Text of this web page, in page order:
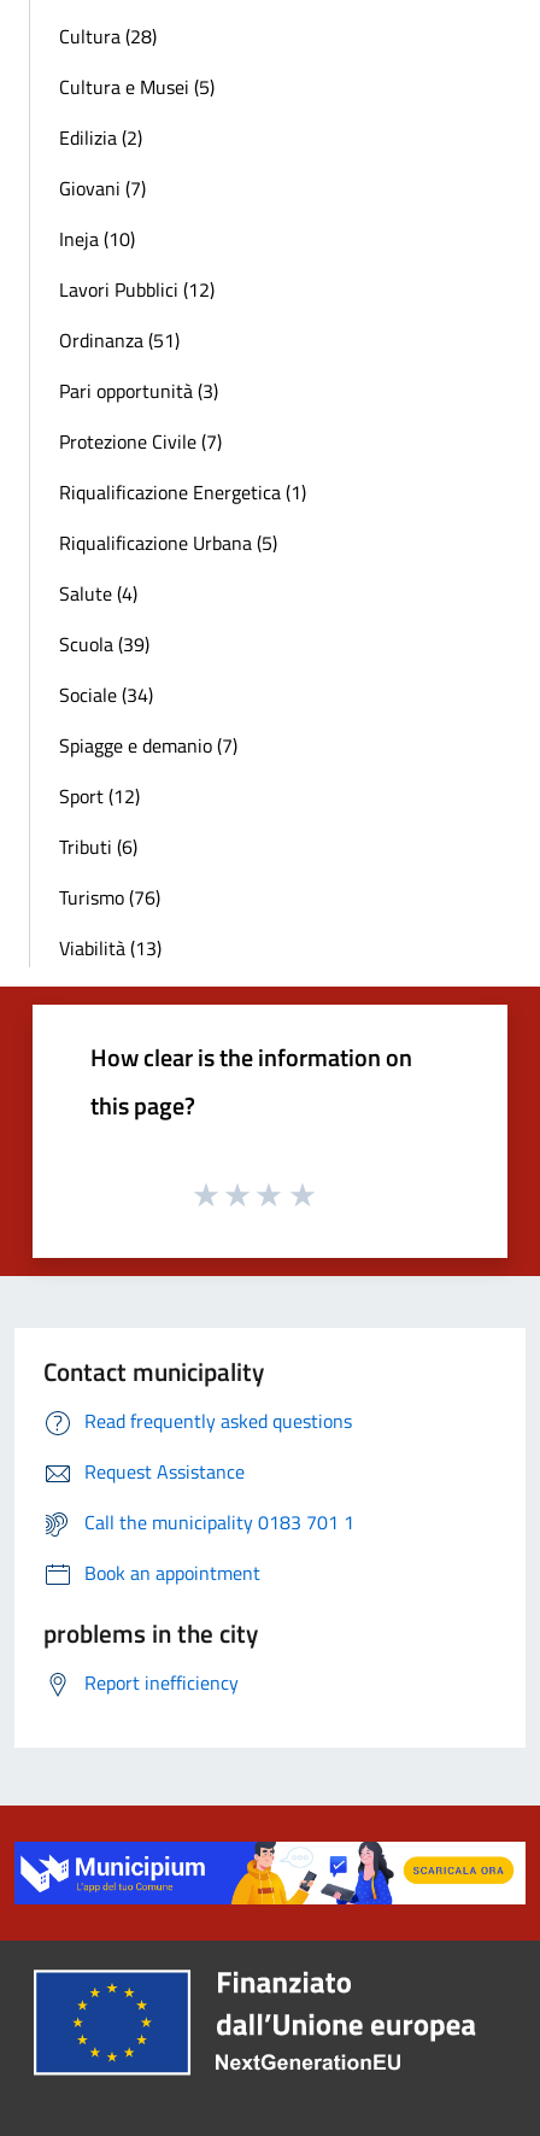
Cultura (28)
Cultura e Musei (5)
Edilizia (2)
Giovani (7)
Ineja (10)
Lavori Pubblici (12)
Ordinanza (51)
Pari opportunità (3)
Protezione Civile (7)
Riqualificazione Energetica (1)
Riqualificazione Urbana (5)
Salute (4)
Scuola (39)
Sociale (34)
Spiagge e demanio (7)
Sport (12)
Tributi (6)
Turismo (76)
Viabilità (13)
How clear is the information on
this page?
Contact municipality
Read frequently asked questions
Request Assistance
Call the municipality 0183 701 1
Book an appointment
problems in the city
Report inefficiency